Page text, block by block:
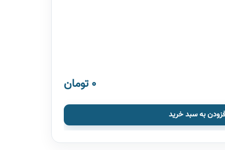
0 تومان
به سبد خرید